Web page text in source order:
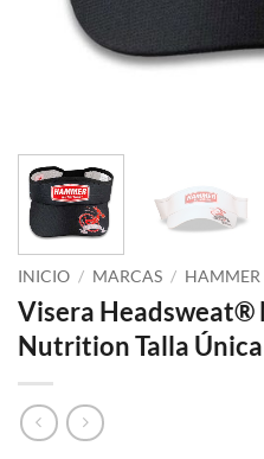
INICIO / MARCAS / HAMMER
Visera Headsweat®
Nutrition Talla Única